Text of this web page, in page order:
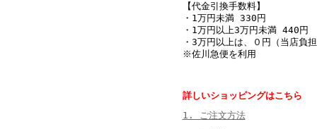
【代金引換手数料】
・1万円未満 330円
・1万円以上3万円未満 440円
・3万円以上は、０円（当店負
※佐川急便を利用
詳しいショッピングはこちら
1. ご注文方法